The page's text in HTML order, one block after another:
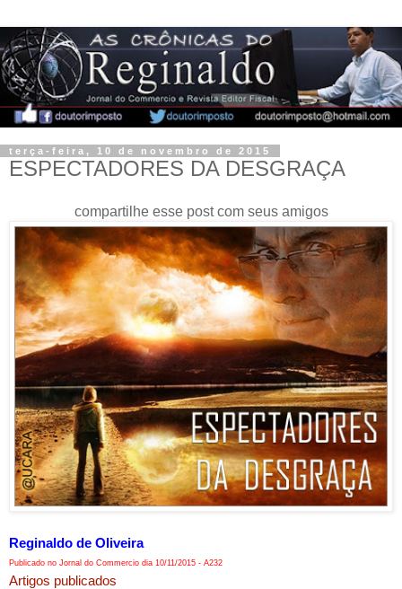
terça-feira, 10 de novembro de 2015
ESPECTADORES DA DESGRAÇA
compartilhe esse post com seus amigos
Reginaldo de Oliveira
Publicado no Jornal do Commercio dia 10/11/2015 - A232
Artigos publicados